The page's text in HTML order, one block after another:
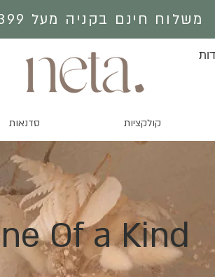
משלוח חינם בקניה מעל 399 ש״ח
קולקציות סדנאות
Of a Kind